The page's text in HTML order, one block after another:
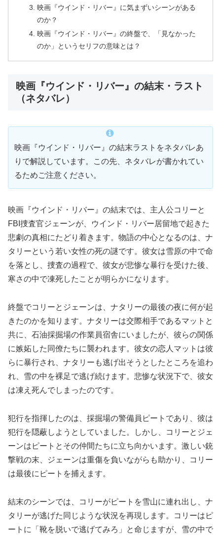
映画『ウインド・リバー』に気まずいシーンがある
のか？
映画『ウインド・リバー』の終盤で、「見なかった
のか」というセリフの意味とは？
映画『ウインド・リバー』の結末・ラスト
（ネタバレ）
映画『ウインド・リバー』の結末ラストをネタバレあ
りで解説しています。この先、ネタバレが書かれてい
るためご注意ください。
映画『ウインド・リバー』の結末では、主人公コリーと
FBI捜査官ジェーンが、ウインド・リバー居留地で起きた
悲劇の真相にたどり着きます。物語の中心となるのは、ナ
タリーという若い女性の死の謎です。彼女は雪原の中で命
を落とし、捜査の過程で、彼女が悲惨な暴行を受けた後、
寒さの中で凍死したことが明らかになります。
終盤でコリーとジェーンは、ナタリーの最後の夜に何が起
きたのかを知ります。ナタリーは交際相手であるマットと
共に、石油採掘場の作業員宿舎にいましたが、彼らの関係
に嫉妬した同僚たちに襲われます。彼女の恋人マットは彼
らに暴行され、ナタリーも逃げ出そうとしたところを追わ
れ、雪の中を裸足で逃げ続けます。悲惨な状況下で、彼女
は凍え死んでしまったのです。
犯行を指揮したのは、採掘場の警備員ピートであり、彼は
犯行を隠蔽しようとしていました。しかし、コリーとジェ
ーンはピートとその仲間たちに立ち向かいます。激しい銃
撃戦の末、ジェーンは重傷を負いながらも助かり、コリー
は最後にピートを捕えます。
結末のシーンでは、コリーがピートを雪山に連れ出し、ナ
タリーが逃げた同じような状況を再現します。コリーはピ
ートに「靴を脱いで逃げてみろ」と命じますが、雪の中で